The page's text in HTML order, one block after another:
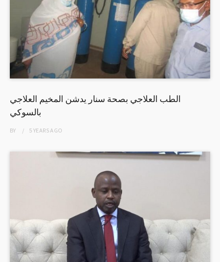
الطب العلاجي بصحة سنار يدشن المخيم العلاجي
بالسوكي
BY 5 YEARSAGO